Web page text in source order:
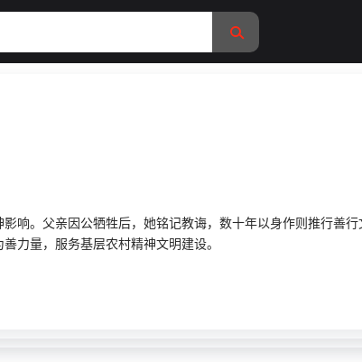
响。父亲因公牺牲后，她铭记教诲，数十年以身作则推行善
力量，服务基层农村精神文明建设。